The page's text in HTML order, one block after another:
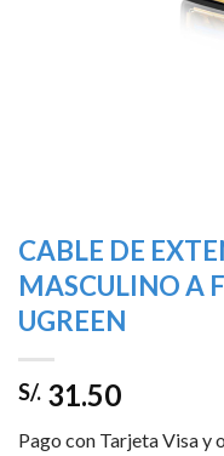
CABLE DE
MASCULINO A
UGREEN
S/. 31.50
Pago con Tarjeta Visa y